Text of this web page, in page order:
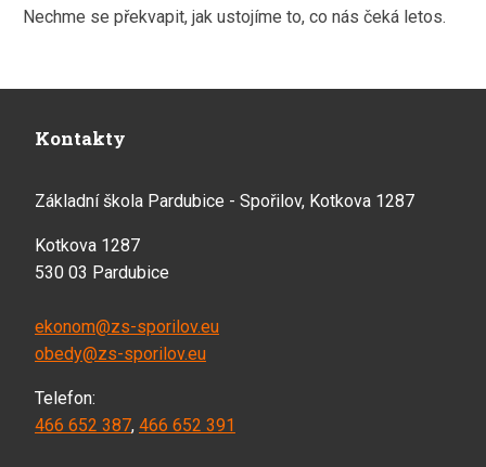
Nechme se překvapit, jak ustojíme to, co nás čeká letos.
Kontakty
Základní škola Pardubice - Spořilov, Kotkova 1287
Kotkova 1287
530 03 Pardubice
ekonom@zs-sporilov.eu
obedy@zs-sporilov.eu
Telefon:
466 652 387, 466 652 391